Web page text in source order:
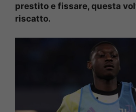
prestito e fissare, questa
riscatto.